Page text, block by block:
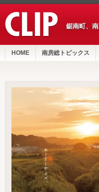
鋸南町、
HOME 南房総トピックス